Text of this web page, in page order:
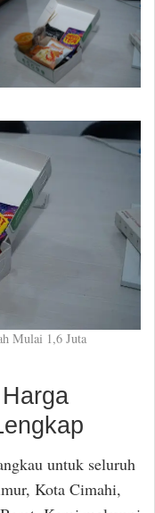
Mulai 1,6 Juta
untuk seluruh
Kota Cimahi,